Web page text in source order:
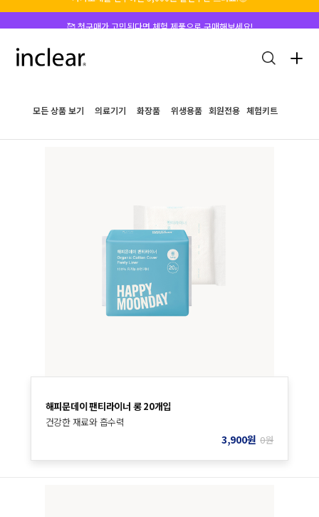
🥰 첫구매가 고민된다면 체험 제품으로 구매해보세요!
모든 상품 보기 의료기기 화장품 위생용품 회원전용 체험키트
해피문데이 팬티라이너 롱 20개입
건강한 재료와 흡수력
3,900원 0원